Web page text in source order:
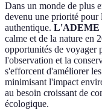
Dans un monde de plus
devenu une priorité pour
authentique. L'ADEME
calme et de la nature en
opportunités de voyager
l'observation et la
s'efforcent d'améliorer
minimisant l'impact
au besoin croissant de
écologique.